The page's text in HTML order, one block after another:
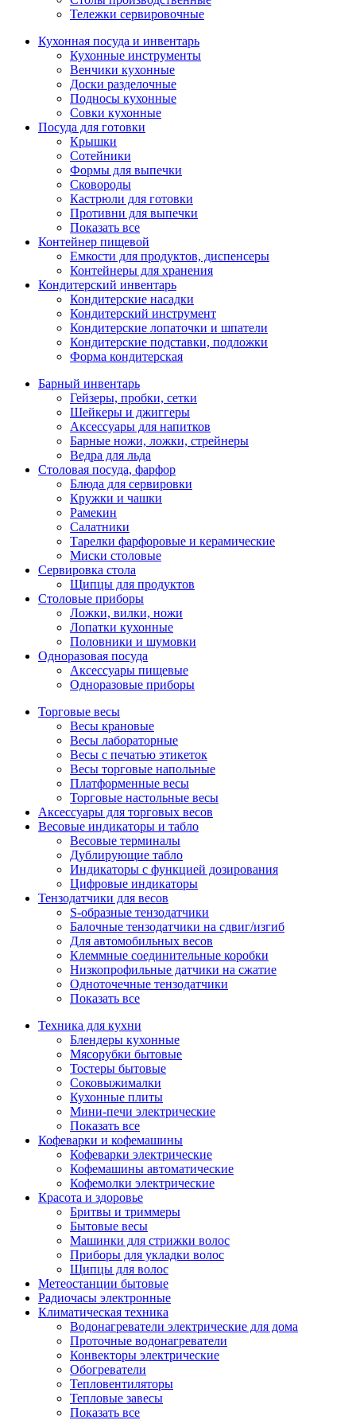
Тележки сервировочные
Кухонная посуда и инвентарь
Кухонные инструменты
Венчики кухонные
Доски разделочные
Подносы кухонные
Совки кухонные
Посуда для готовки
Крышки
Сотейники
Формы для выпечки
Сковороды
Кастрюли для готовки
Противни для выпечки
Показать все
Контейнер пищевой
Емкости для продуктов, диспенсеры
Контейнеры для хранения
Кондитерский инвентарь
Кондитерские насадки
Кондитерский инструмент
Кондитерские лопаточки и шпатели
Кондитерские подставки, подложки
Форма кондитерская
Барный инвентарь
Гейзеры, пробки, сетки
Шейкеры и джиггеры
Аксессуары для напитков
Барные ножи, ложки, стрейнеры
Ведра для льда
Столовая посуда, фарфор
Блюда для сервировки
Кружки и чашки
Рамекин
Салатники
Тарелки фарфоровые и керамические
Миски столовые
Сервировка стола
Щипцы для продуктов
Столовые приборы
Ложки, вилки, ножи
Лопатки кухонные
Половники и шумовки
Одноразовая посуда
Аксессуары пищевые
Одноразовые приборы
Торговые весы
Весы крановые
Весы лабораторные
Весы с печатью этикеток
Весы торговые напольные
Платформенные весы
Торговые настольные весы
Аксессуары для торговых весов
Весовые индикаторы и табло
Весовые терминалы
Дублирующие табло
Индикаторы с функцией дозирования
Цифровые индикаторы
Тензодатчики для весов
S-образные тензодатчики
Балочные тензодатчики на сдвиг/изгиб
Для автомобильных весов
Клеммные соединительные коробки
Низкопрофильные датчики на сжатие
Одноточечные тензодатчики
Показать все
Техника для кухни
Блендеры кухонные
Мясорубки бытовые
Тостеры бытовые
Соковыжималки
Кухонные плиты
Мини-печи электрические
Показать все
Кофеварки и кофемашины
Кофеварки электрические
Кофемашины автоматические
Кофемолки электрические
Красота и здоровье
Бритвы и триммеры
Бытовые весы
Машинки для стрижки волос
Приборы для укладки волос
Щипцы для волос
Метеостанции бытовые
Радиочасы электронные
Климатическая техника
Водонагреватели электрические для дома
Проточные водонагреватели
Конвекторы электрические
Обогреватели
Тепловентиляторы
Тепловые завесы
Показать все